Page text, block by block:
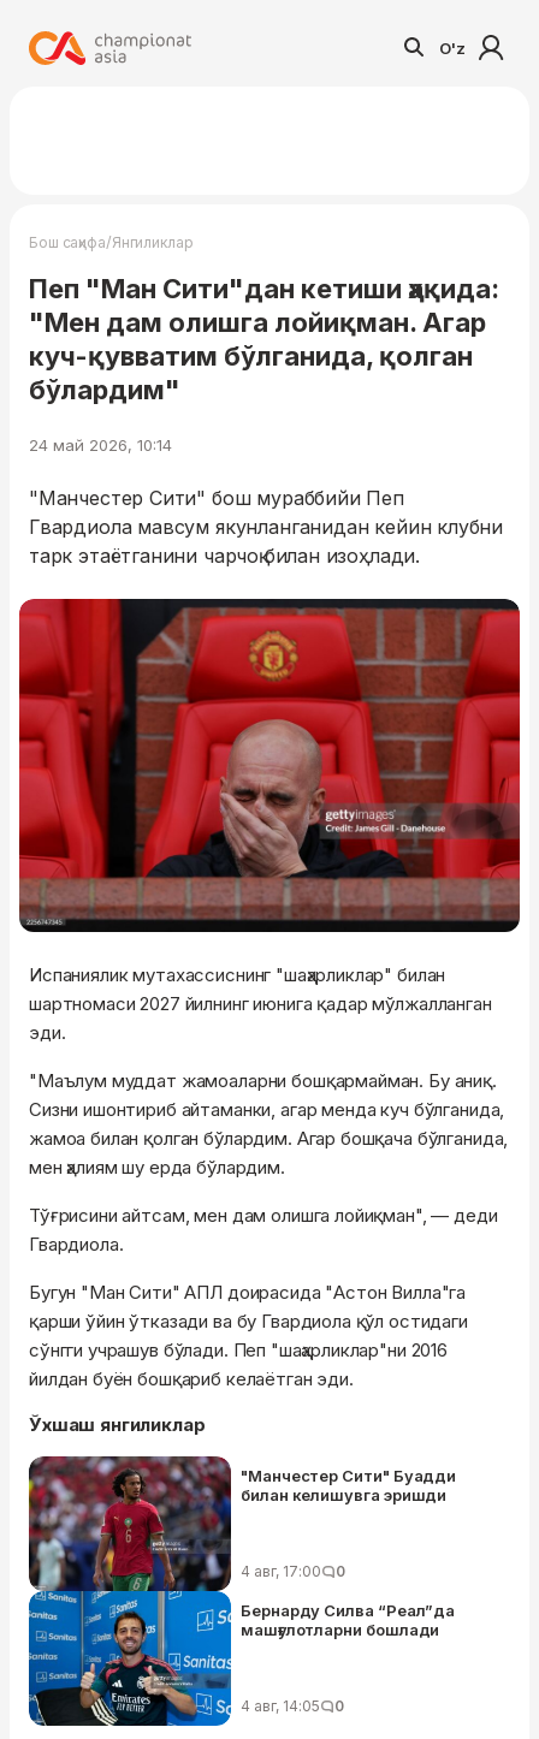
O'z
Бош саҳифа/Янгиликлар
Пеп "Ман Сити"дан кетиши ҳақида:
"Мен дам олишга лойиқман. Агар
куч-қувватим бўлганида, қолган
бўлардим"
24 май 2026, 10:14
"Манчестер Сити" бош мураббийи Пеп
Гвардиола мавсум якунланганидан кейин клубни
тарк этаётганини чарчоқ билан изоҳлади.
Испаниялик мутахассиснинг "шаҳарликлар" билан
шартномаси 2027 йилнинг июнига қадар мўлжалланган
эди.
"Маълум муддат жамоаларни бошқармайман. Бу аниқ.
Сизни ишонтириб айтаманки, агар менда куч бўлганида,
жамоа билан қолган бўлардим. Агар бошқача бўлганида,
мен ҳалиям шу ерда бўлардим.
Тўғрисини айтсам, мен дам олишга лойиқман", — деди
Гвардиола.
Бугун "Ман Сити" АПЛ доирасида "Астон Вилла"га
қарши ўйин ўтказади ва бу Гвардиола қўл остидаги
сўнгги учрашув бўлади. Пеп "шаҳарликлар"ни 2016
йилдан буён бошқариб келаётган эди.
Ўхшаш янгиликлар
"Манчестер Сити" Буадди
билан келишувга эришди
4 авг, 17:00 0
Бернарду Силва “Реал”да
машғулотларни бошлади
4 авг, 14:05 0